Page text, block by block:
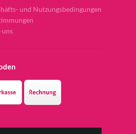
und Nutzungsbedingungen
uns